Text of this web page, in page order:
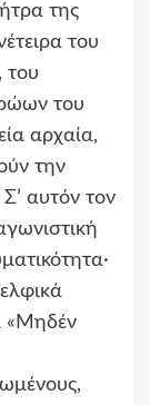
της
του
του
του
αρχαία,
την
αυτόν τον
«Μηδέν